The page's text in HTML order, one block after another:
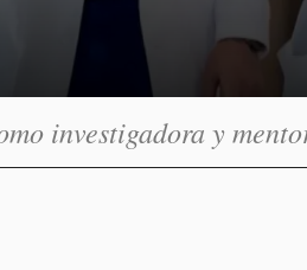
investigadora y